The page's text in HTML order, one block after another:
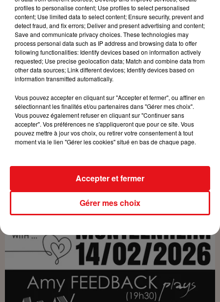
Lieu
24 Rue Vauban
68320 MUNTZENHEIM
Organisateur
ESPACE RIED BRUN
https://www.espaceriedbrun.fr/
day-an-evening-with/
profiles to personalise content; Use profiles to select personalised
content; Use limited data to select content; Ensure security, prevent and
detect fraud, and fix errors; Deliver and present advertising and content;
Save and communicate privacy choices. These technologies may
process personal data such as IP address and browsing data to offer
following functionalities: Identify devices based on information actively
requested; Use precise geolocation data; Match and combine data from
other data sources; Link different devices; Identify devices based on
information transmitted automatically.
Vous pouvez accepter en cliquant sur "Accepter et fermer", ou affiner en
sélectionnant les finalités et/ou partenaires dans "Gérer mes choix".
Vous pouvez également refuser en cliquant sur "Continuer sans
accepter". Vos préférences ne s'appliqueront que pour ce site. Vous
pouvez mettre à jour vos choix, ou retirer votre consentement à tout
moment via le lien "Gérer les cookies" situé en bas de chaque page.
Gérer mes choix
Accepter et fermer